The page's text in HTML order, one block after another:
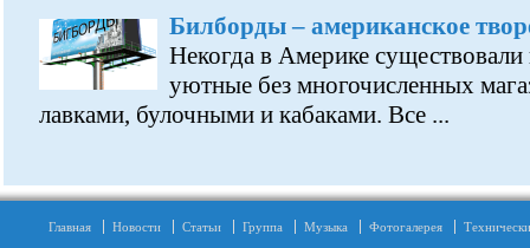
Билборды – американское
Некогда в Америке
уютные без многочисленных
лавками, булочными и кабаками. Все ...
Главная Новости Статьи Группа Музыка Фотогалерея